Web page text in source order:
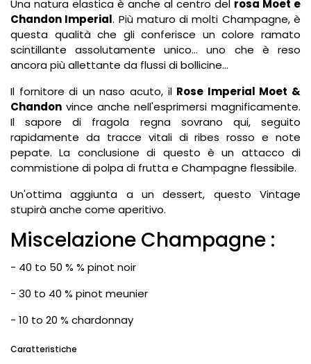
Una natura elastica è anche al centro del rosa Moet e
Chandon Imperial. Più maturo di molti Champagne, è
questa qualità che gli conferisce un colore ramato
scintillante assolutamente unico... uno che è reso
ancora più allettante da flussi di bollicine...
Il fornitore di un naso acuto, il Rose Imperial Moet &
Chandon vince anche nell'esprimersi magnificamente.
Il sapore di fragola regna sovrano qui, seguito
rapidamente da tracce vitali di ribes rosso e note
pepate. La conclusione di questo è un attacco di
commistione di polpa di frutta e Champagne flessibile.
Un'ottima aggiunta a un dessert, questo Vintage
stupirà anche come aperitivo.
Miscelazione Champagne :
- 40 to 50 % % pinot noir
- 30 to 40 % pinot meunier
- 10 to 20 % chardonnay
Caratteristiche